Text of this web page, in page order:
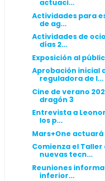
actuaci...
Actividades para
de ag...
Actividades de
días 2...
Exposición al
Aprobación inicial
reguladora de l...
Cine de verano
dragón 3
Entrevista a
los p...
Mars+One actuará
Comienza el
nuevas tecn...
Reuniones
inferior...